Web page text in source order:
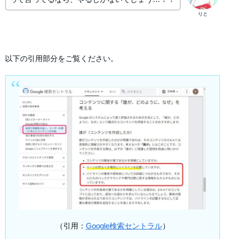
りと
以下の引用部分をご覧ください。
（引用： Google検索セントラル）